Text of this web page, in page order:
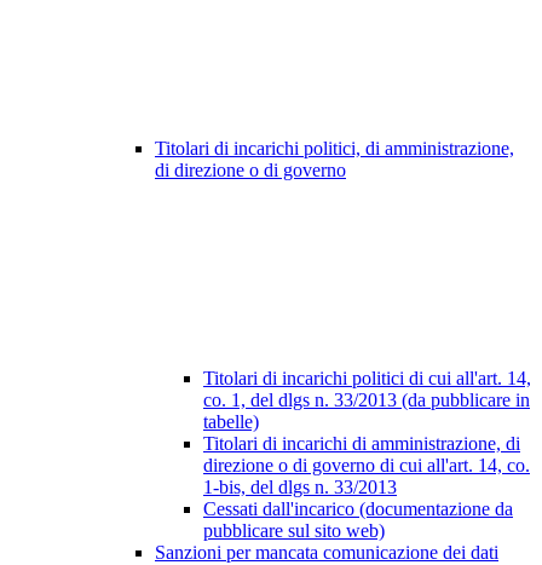
Titolari di incarichi politici, di amministrazione,
di direzione o di governo
Titolari di incarichi politici di cui all'art. 14,
co. 1, del dlgs n. 33/2013 (da pubblicare in
tabelle)
Titolari di incarichi di amministrazione, di
direzione o di governo di cui all'art. 14, co.
1-bis, del dlgs n. 33/2013
Cessati dall'incarico (documentazione da
pubblicare sul sito web)
Sanzioni per mancata comunicazione dei dati